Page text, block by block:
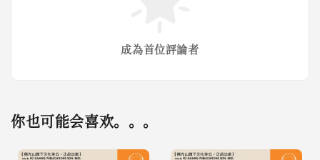
成為首位評論者
你也可能会喜欢。。。